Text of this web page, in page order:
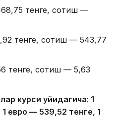
тенге, сотиш —
тенге, сотиш — 543,77
тенге, сотиш — 5,63
курси қуйидагича: 1
1 евро — 539,52 тенге, 1